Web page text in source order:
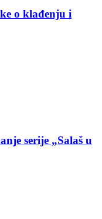
o klađenju i
serije „Salaš u